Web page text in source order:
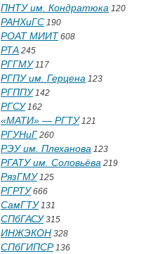
ПНТУ им. Кондратюка 120
РАНХиГС 190
РОАТ МИИТ 608
РТА 245
РГГМУ117
РГПУ им. Герцена 123
РГППУ142
РГСУ162
«МАТИ» — РГТУ121
РГУНиГ 260
РЭУ им. Плеханова 123
РГАТУ им. Соловьёва 219
РязГМУ125
РГРТУ666
СамГТУ131
СПбГАСУ315
ИНЖЭКОН 328
СПбГИПСР136